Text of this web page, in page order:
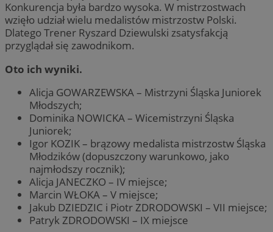
Konkurencja była bardzo wysoka. W mistrzostwach
wzięło udział wielu medalistów mistrzostw Polski.
Dlatego Trener Ryszard Dziewulski zsatysfakcją
przyglądał się zawodnikom.
Oto ich wyniki.
Alicja GOWARZEWSKA – Mistrzyni Śląska Juniorek
Młodszych;
Dominika NOWICKA – Wicemistrzyni Śląska
Juniorek;
Igor KOZIK – brązowy medalista mistrzostw Śląska
Młodzików (dopuszczony warunkowo, jako
najmłodszy rocznik);
Alicja JANECZKO – IV miejsce;
Marcin WŁOKA – V miejsce;
Jakub DZIEDZIC i Piotr ZDRODOWSKI – VII miejsce;
Patryk ZDRODOWSKI – IX miejsce